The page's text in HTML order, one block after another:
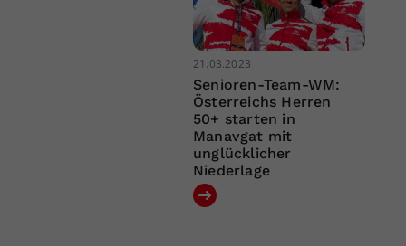
21.03.2023
Senioren-Team-WM:
Österreichs Herren
50+ starten in
Manavgat mit
unglücklicher
Niederlage